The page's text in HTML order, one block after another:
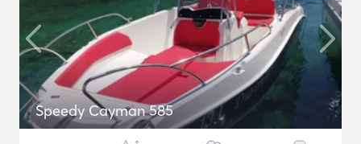
Speedy Cayman 585